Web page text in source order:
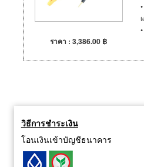
ราคา : 3,386.00 ฿
วิธีการชำระเงิน
โอนเงินเข้าบัญชีธนาคาร